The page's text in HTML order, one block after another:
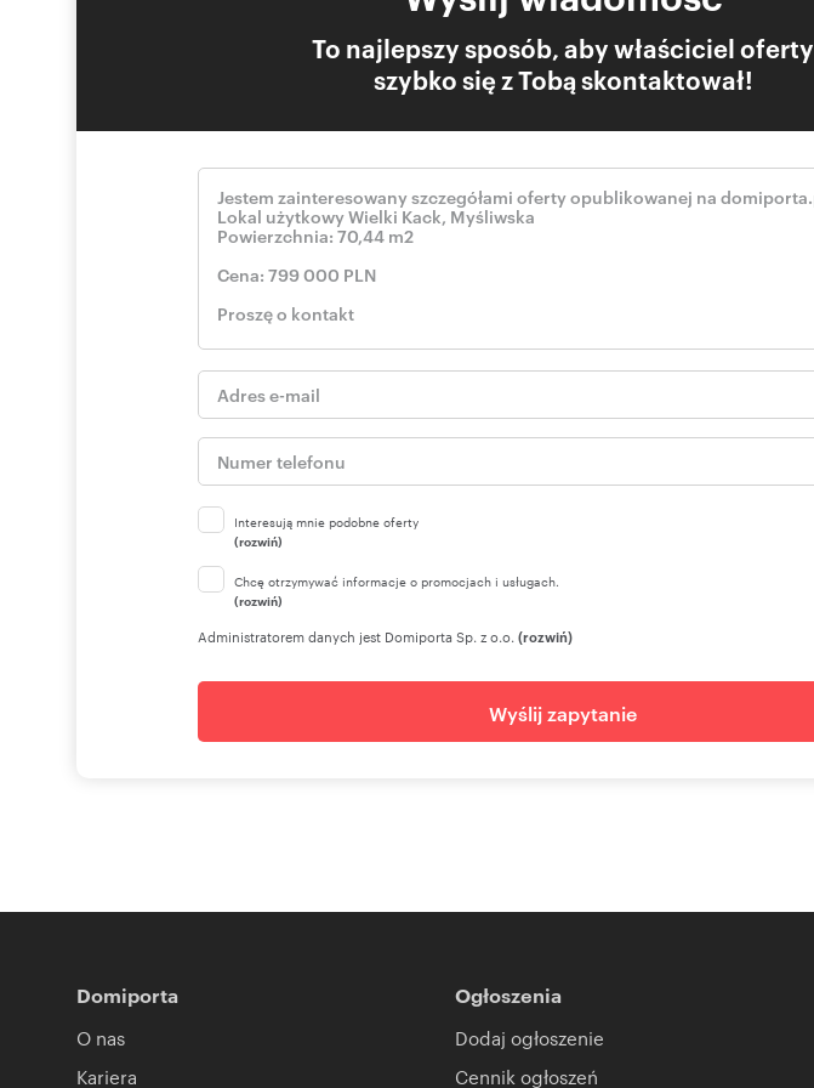
- stały najemca od 10 lat z możliwością przedłużenia umowy najmu
Po więcej informacji zapraszam do kontaktu oraz na prezentację.
PH908934
Numer oferty: PH908934
To najlepszy sposób, aby właściciel oferty
szybko się z Tobą skontaktował!
Interesują mnie podobne oferty
(rozwiń)
Chcę otrzymywać informacje o promocjach i usługach.
(rozwiń)
Administratorem danych jest Domiporta Sp. z o.o. (rozwiń)
Wyślij zapytanie
Domiporta
O nas
Kariera
Ogłoszenia
Dodaj ogłoszenie
Cennik ogłoszeń